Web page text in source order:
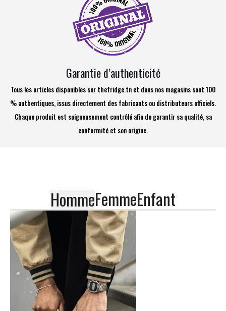
Garantie d’authenticité
Tous les articles disponibles sur thefridge.tn et dans nos magasins sont 100
% authentiques, issus directement des fabricants ou distributeurs officiels.
Chaque produit est soigneusement contrôlé afin de garantir sa qualité, sa
conformité et son origine.
HommeFemmeEnfant